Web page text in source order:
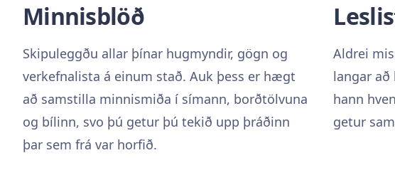
Minnisblöð
Skipuleggðu allar þínar hugmyndir, gögn og
verkefnalista á einum stað. Auk þess er hægt
að samstilla minnismiða í símann, borðtölvuna
og bílinn, svo þú getur þú tekið upp þráðinn
þar sem frá var horfið.
Aldrei
langar
hann
getur